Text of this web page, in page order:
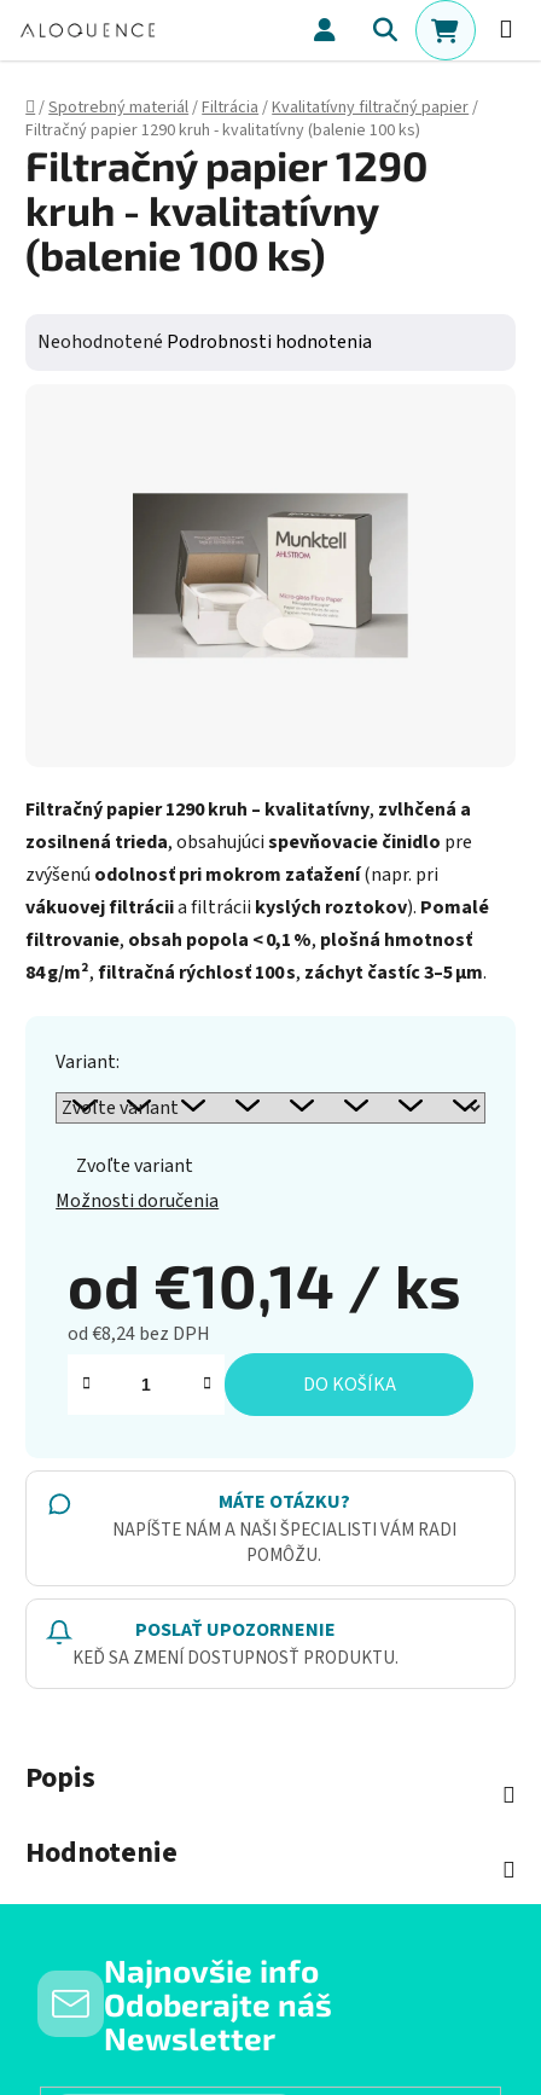
Hľadať
Domov
/Spotrebný materiál/Filtrácia/Kvalitatívny filtračný papier/
Filtračný papier 1290 kruh - kvalitatívny (balenie 100 ks)
Filtračný papier 1290 kruh – kvalitatívny, zvlhčená a
zosilnená trieda, obsahujúcispevňovacie činidlo pre
zvýšenú odolnosť pri mokrom zaťažení(napr. pri
vákuovej filtráciia filtrácii kyslých roztokov). Pomalé
filtrovanie, obsah popola < 0,1 %, plošná hmotnosť
84 g/m²,filtračná rýchlosť 100 s, záchyt častíc 3–5 µm.
Variant:
Zvoľte variant
Možnosti doručenia
od €10,14 / ks
od€8,24bez DPH
Jednotková cena:
DO KOŠÍKA
MÁTE OTÁZKU?
NAPÍŠTE NÁM A NAŠI ŠPECIALISTI VÁM RADI
POMÔŽU.
POSLAŤ UPOZORNENIE
KEĎ SA ZMENÍ DOSTUPNOSŤ PRODUKTU.
Filtračný papier 1290
kruh - kvalitatívny
(balenie 100 ks)
Priemerné hodnotenie produktu je 0,0 z 5 hviezdičiek.
Neohodnotené Podrobnosti hodnotenia
Popis
Hodnotenie
Najnovšie info
Odoberajte náš
Newsletter